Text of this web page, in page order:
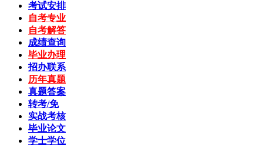
考试安排
自考专业
自考解答
成绩查询
毕业办理
招办联系
历年真题
真题答案
转考/免
实战考核
毕业论文
学士学位